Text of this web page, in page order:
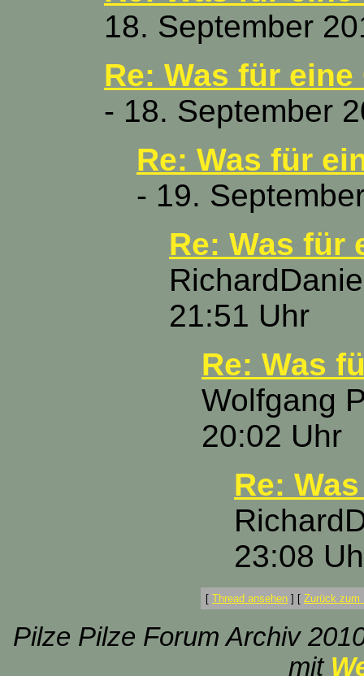
18. September
Re: Was für
- 18. September
Re: Was für
- 19.
Re: Was für
21:51 Uhr
Re: Was
Wolfgang
20:02 Uhr
Re:
23:08
[ Thread ansehen ] [ Zurück zum
Pilze Pilze Forum Archiv
mit